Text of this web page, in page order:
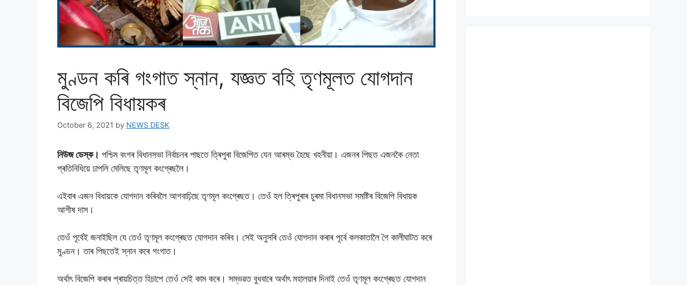
মুণ্ডন কৰি গংগাত স্নান, যজ্ঞত বহি তৃণমূলত যােগদান
বিজেপি বিধায়কৰ
October 6, 2021 by NEWS DESK
নিউজ ডেস্ক। পশ্চিম বংগৰ বিধানসভা নিৰ্বাচনৰ পাছতে ত্ৰিপুৰা বিজেপিত যেন আৰম্ভ হৈছে খহনীয়া। এজনৰ পিছত এজনকৈ নেতা
প্ৰতিনিধিয়ে ঢাপলি মেলিছে তৃণমূল কংগ্ৰেছলৈ।
এইবাৰ এজন বিধায়কে যোগদান কৰিবলৈ আগবাঢ়িছে তৃণমূল কংগ্ৰেছত। তেওঁ হল ত্ৰিপুৰাৰ চুৰমা বিধানসভা সমষ্টিৰ বিজেপি বিধায়ক
আশীষ দাস।
তেওঁ পূৰ্বেই জনাইছিল যে তেওঁ তৃণমূল কংগ্ৰেছত যোগদান কৰিব। সেই অনুসৰি তেওঁ যোগদান কৰাৰ পূৰ্বে কলকাতালৈ গৈ কালীঘাটত কৰে
মুণ্ডন। তাৰ পিছতেই স্নান কৰে গংগাত।
অৰ্থাৎ বিজেপি কৰাৰ প্ৰায়চিত্ত হিচাপে তেওঁ সেই কাম কৰে। সম্ভৱত বুধবাৰে অৰ্থাৎ মহালয়াৰ দিনাই তেওঁ তৃণমূল কংগ্ৰেছত যোগদান